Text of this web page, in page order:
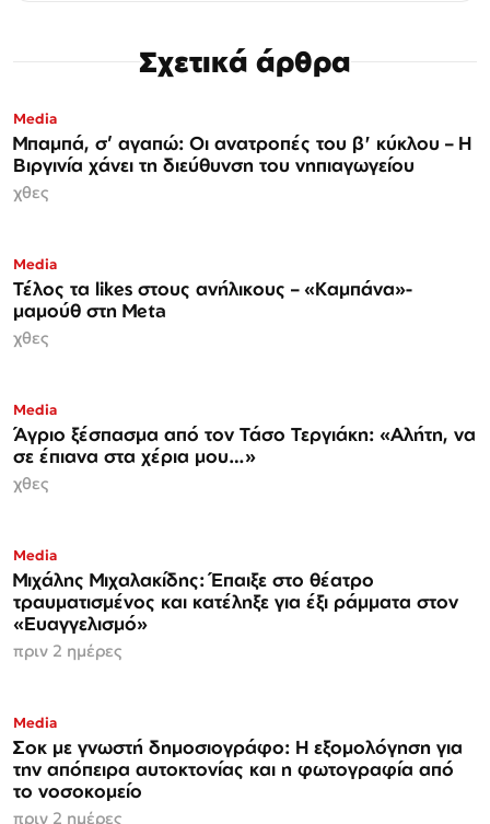
Σχετικά άρθρα
Media
Μπαμπά, σ’ αγαπώ: Οι ανατροπές του β' κύκλου – Η
Βιργινία χάνει τη διεύθυνση του νηπιαγωγείου
χθες
Media
Τέλος τα likes στους ανήλικους – «Καμπάνα»-
μαμούθ στη Meta
χθες
Media
Άγριο ξέσπασμα από τον Τάσο Τεργιάκη: «Αλήτη, να
σε έπιανα στα χέρια μου…»
χθες
Media
Μιχάλης Μιχαλακίδης: Έπαιξε στο θέατρο
τραυματισμένος και κατέληξε για έξι ράμματα στον
«Ευαγγελισμό»
πριν 2 ημέρες
Media
Σοκ με γνωστή δημοσιογράφο: Η εξομολόγηση για
την απόπειρα αυτοκτονίας και η φωτογραφία από
το νοσοκομείο
πριν 2 ημέρες